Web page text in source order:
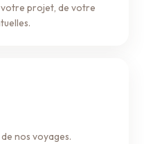
votre projet, de votre
nos voyages.